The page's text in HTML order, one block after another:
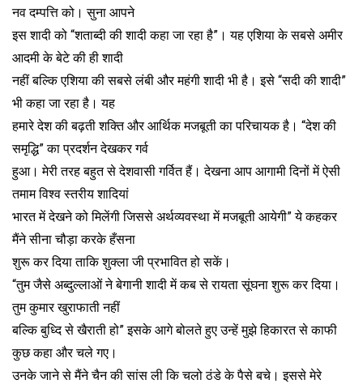
नव दम्पत्ति को। सुना आपने
इस शादी को “शताब्दी की शादी कहा जा रहा है”। यह एशिया के सबसे अमीर
आदमी के बेटे की ही शादी
नहीं बल्कि एशिया की सबसे लंबी और महंगी शादी भी है। इसे “सदी की शादी”
भी कहा जा रहा है। यह
हमारे देश की बढ़ती शक्ति और आर्थिक मजबूती का परिचायक है। “देश की
समृद्धि” का प्रदर्शन देखकर गर्व
हुआ। मेरी तरह बहुत से देशवासी गर्वित हैं। देखना आप आगामी दिनों में ऐसी
तमाम विश्व स्तरीय शादियां
भारत में देखने को मिलेंगी जिससे अर्थव्यवस्था में मजबूती आयेगी” ये कहकर
मैंने सीना चौड़ा करके हँसना
शुरू कर दिया ताकि शुक्ला जी प्रभावित हो सकें।
“तुम जैसे अब्दुल्लाओं ने बेगानी शादी में कब से रायता सूंघना शुरू कर दिया।
तुम कुमार खुराफाती नहीं
बल्कि बुध्दि से खैराती हो” इसके आगे बोलते हुए उन्हें मुझे हिकारत से काफी
कुछ कहा और चले गए।
उनके जाने से मैंने चैन की सांस ली कि चलो ठंडे के पैसे बचे। इससे मेरे